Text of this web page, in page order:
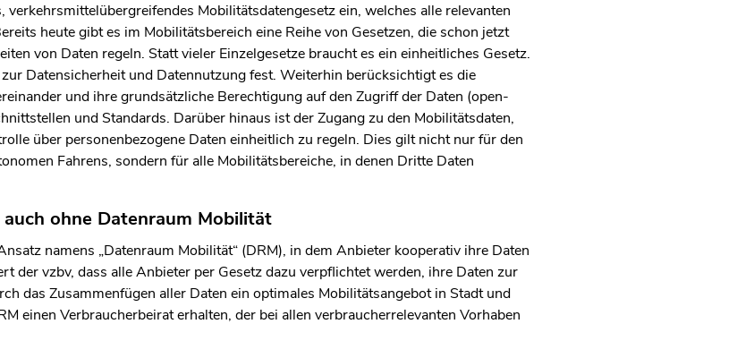
verkehrsmittelübergreifendes Mobilitätsdatengesetz ein, welches alle relevanten
heute gibt es im Mobilitätsbereich eine Reihe von Gesetzen, die schon jetzt
von Daten regeln. Statt vieler Einzelgesetze braucht es ein einheitliches Gesetz.
Datensicherheit und Datennutzung fest. Weiterhin berücksichtigt es die
und ihre grundsätzliche Berechtigung auf den Zugriff der Daten (open-
und Standards. Darüber hinaus ist der Zugang zu den Mobilitätsdaten,
über personenbezogene Daten einheitlich zu regeln. Dies gilt nicht nur für den
Fahrens, sondern für alle Mobilitätsbereiche, in denen Dritte Daten
ohne Datenraum Mobilität
namens „Datenraum Mobilität“ (DRM), in dem Anbieter kooperativ ihre Daten
der vzbv, dass alle Anbieter per Gesetz dazu verpflichtet werden, ihre Daten zur
das Zusammenfügen aller Daten ein optimales Mobilitätsangebot in Stadt und
einen Verbraucherbeirat erhalten, der bei allen verbraucherrelevanten Vorhaben